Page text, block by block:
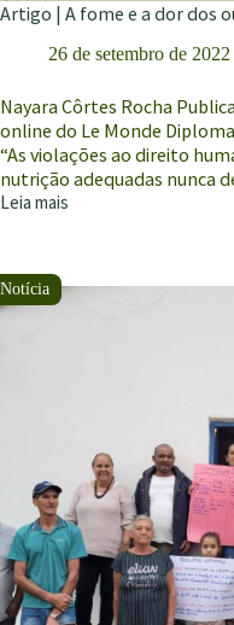
Artigo | A fome e a dor dos
26 de setembro de 2022
Nayara Côrtes Rocha
online do Le Monde
“As violações ao direito
nutrição adequadas nunca
Leia mais
Artigo
fome
e